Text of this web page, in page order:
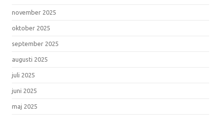
november 2025
oktober 2025
september 2025
augusti 2025
juli 2025
juni 2025
maj 2025